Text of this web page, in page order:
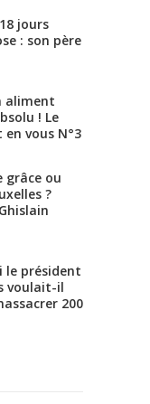
jours
: son père
aliment
! Le
vous N°3
grâce ou
?
le président
voulait-il
200